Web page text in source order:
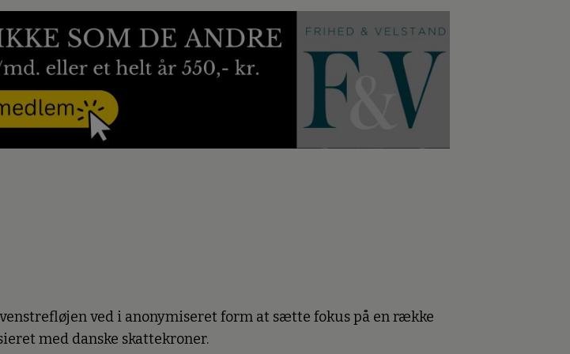
ved i anonymiseret form at sætte fokus på en række
med danske skattekroner.